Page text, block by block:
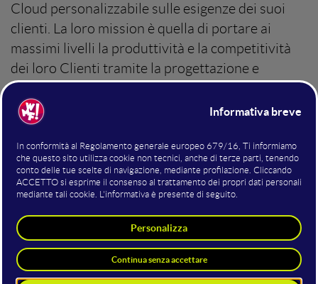
Cloud personalizzabile sulle esigenze dei suoi
clienti. La loro mission è quella di portare ai
massimi livelli la produttività e la competitività
dei loro Clienti tramite la progettazione e
realizzazione di soluzioni IT/Cloud
personalizzate, flessibili e sicure. Dal Gaming al
Fashion, Criticalcase nasce per offrire soluzioni
agili e sicure per diversi settori.
Lunedì 1 Agosto 2022
tecnologia